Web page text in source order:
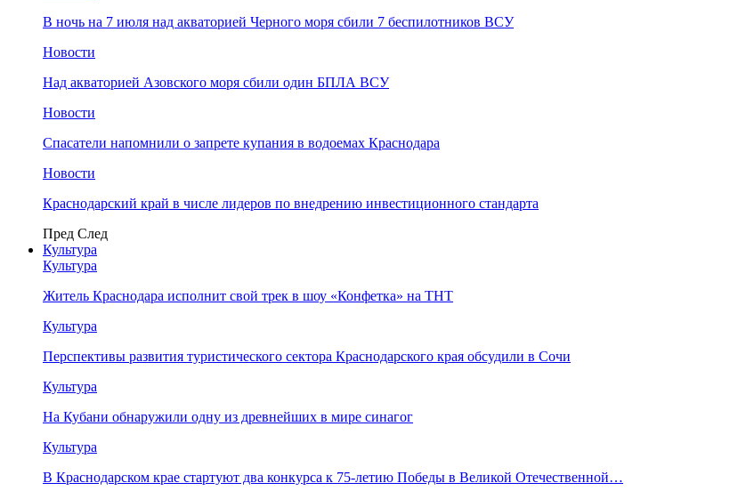
В ночь на 7 июля над акваторией Черного моря сбили 7 беспилотников ВСУ
Новости
Над акваторией Азовского моря сбили один БПЛА ВСУ
Новости
Спасатели напомнили о запрете купания в водоемах Краснодара
Новости
Краснодарский край в числе лидеров по внедрению инвестиционного стандарта
Пред След
Культура
Культура
Житель Краснодара исполнит свой трек в шоу «Конфетка» на ТНТ
Культура
Перспективы развития туристического сектора Краснодарского края обсудили в Сочи
Культура
На Кубани обнаружили одну из древнейших в мире синагог
Культура
В Краснодарском крае стартуют два конкурса к 75-летию Победы в Великой Отечественной…